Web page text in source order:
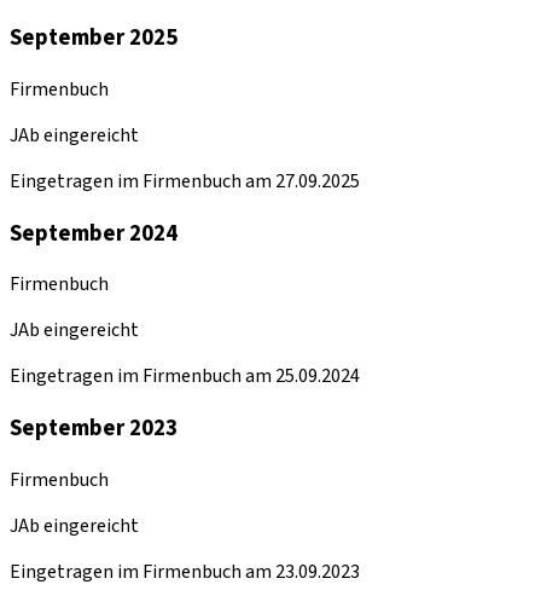
September 2025
Firmenbuch
JAb eingereicht
Eingetragen im Firmenbuch am 27.09.2025
September 2024
Firmenbuch
JAb eingereicht
Eingetragen im Firmenbuch am 25.09.2024
September 2023
Firmenbuch
JAb eingereicht
Eingetragen im Firmenbuch am 23.09.2023